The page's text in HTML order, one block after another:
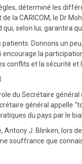
déterminé les
la CARICOM, le Dr
selon lui, garantira
Donnons un
encourage la
et la sécurité et
du Secrétaire
général appelle
du pays par le
Antony J. Blinken, lors
souffrance que